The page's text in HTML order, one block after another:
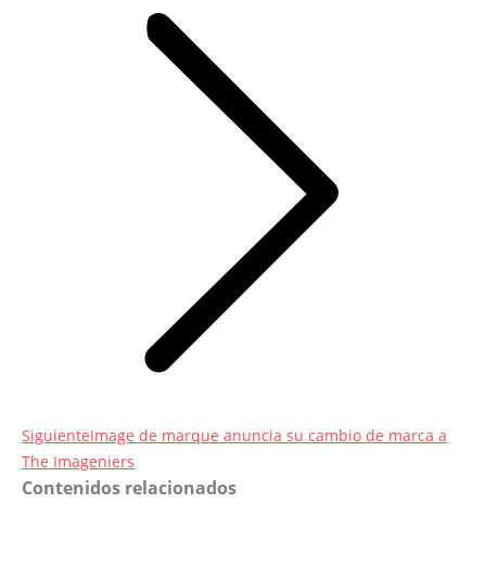
SiguienteEntrada
siguiente:
Image de marque anuncia su cambio de marca a
The Imageniers
Contenidos relacionados